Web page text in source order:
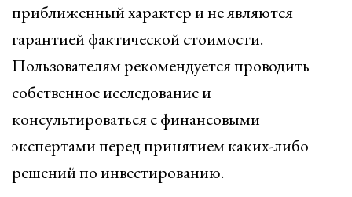
приближенный характер и не являются
гарантией фактической стоимости.
Пользователям рекомендуется проводить
собственное исследование и
консультироваться с финансовыми
экспертами перед принятием каких-либо
решений по инвестированию.